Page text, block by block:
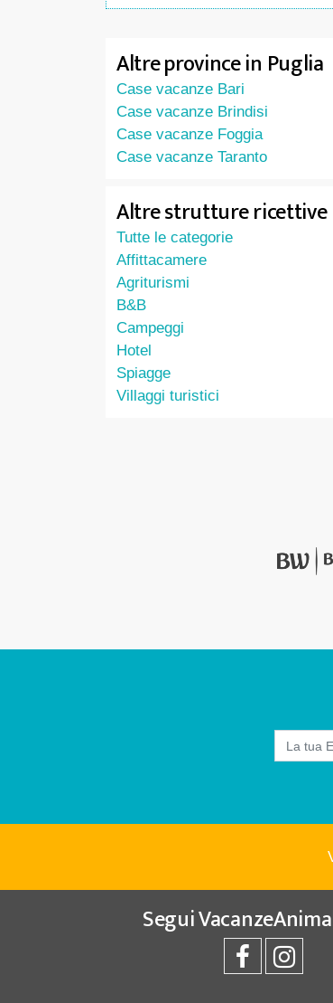
Altre province in Puglia
Case vacanze Bari
Case vacanze Brindisi
Case vacanze Foggia
Case vacanze Taranto
Altre strutture ricettive
Tutte le categorie
Affittacamere
Agriturismi
B&B
Campeggi
Hotel
Spiagge
Villaggi turistici
Segui